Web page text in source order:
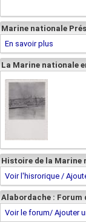
Marine nationale
En savoir plus
La Marine nationale
Histoire de la Marine
Voir l'hisrorique /
Alabordache : Forum
Voir le forum/ Ajouter